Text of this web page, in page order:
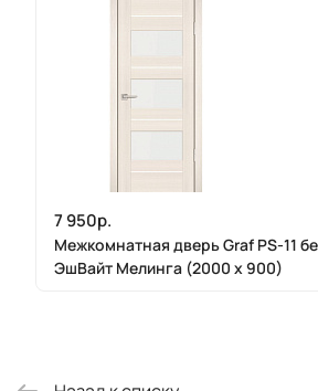
7 950р.
Межкомнатная дверь Graf PS-11
ЭшВайт Мелинга (2000 х 900)